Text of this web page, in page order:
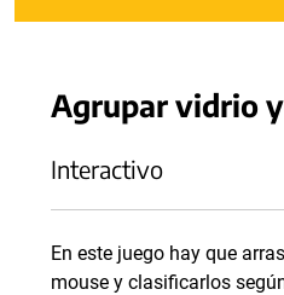
Agrupar vidrio
Interactivo
En este juego hay que
mouse y clasificarlos